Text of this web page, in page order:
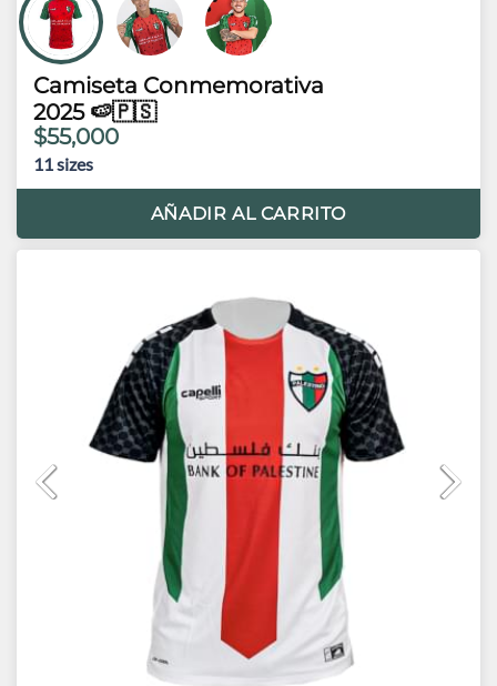
Camiseta Conmemorativa
2025 🍉🇵🇸
$55,000
11 sizes
AÑADIR AL CARRITO